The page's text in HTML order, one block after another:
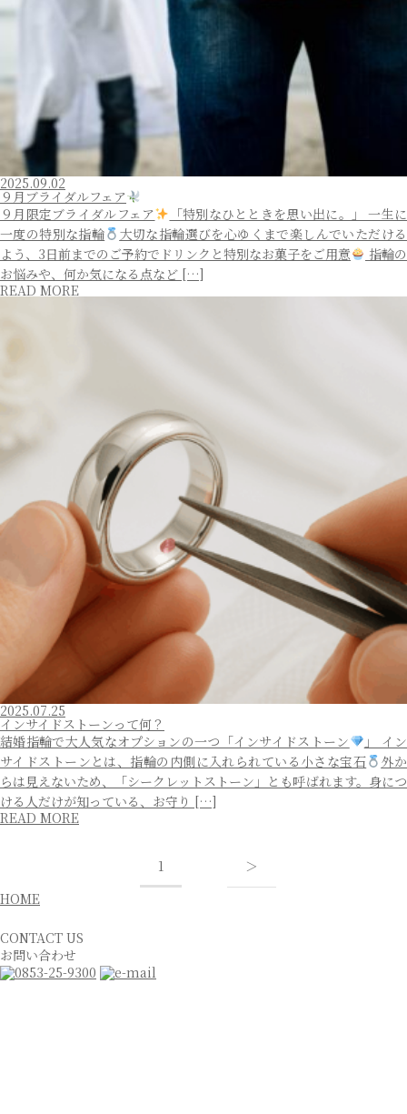
2025.09.02
９月ブライダルフェア
９月限定ブライダルフェア
「特別なひとときを思い出に。」 一生に
一度の特別な指輪
大切な指輪選びを心ゆくまで楽しんでいただける
よう、3日前までのご予約でドリンクと特別なお菓子をご用意
指輪の
お悩みや、何か気になる点など […]
READ MORE
2025.07.25
インサイドストーンって何？
結婚指輪で大人気なオプションの一つ「インサイドストーン
」 イン
サイドストーンとは、指輪の内側に入れられている小さな宝石
外か
らは見えないため、「シークレットストーン」とも呼ばれます。身につ
ける人だけが知っている、お守り […]
READ MORE
1
＞
HOME
CONTACT US
お問い合わせ